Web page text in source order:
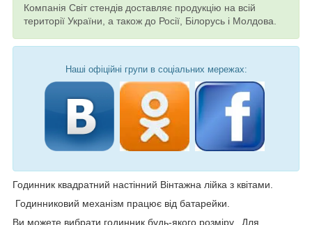
Компанія Світ стендів доставляє продукцію на всій
території України, а також до Росії, Білорусь і Молдова.
Наші офіційні групи в соціальних мережах:
Годинник квадратний настінний Вінтажна лійка з квітами.
Годинниковий механізм працює від батарейки.
Ви можете вибрати годинник будь-якого розміру. Для